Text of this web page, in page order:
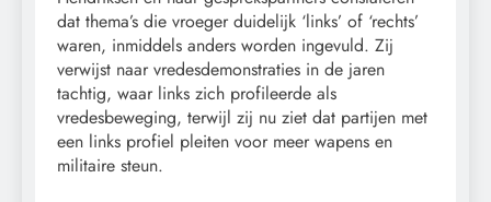
dat thema’s die vroeger duidelijk ‘links’ of ‘rechts’
waren, inmiddels anders worden ingevuld. Zij
verwijst naar vredesdemonstraties in de jaren
tachtig, waar links zich profileerde als
vredesbeweging, terwijl zij nu ziet dat partijen met
een links profiel pleiten voor meer wapens en
militaire steun.